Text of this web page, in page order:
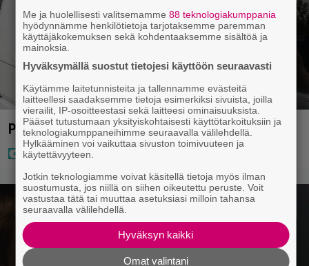
Poliisi pyytää apua Jämsässä
Me ja huolellisesti valitsemamme 88 teknologiakumppania
hyödynnämme henkilötietoja tarjotaksemme paremman
käyttäjäkokemuksen sekä kohdentaaksemme sisältöä ja
mainoksia.
Hyväksymällä suostut tietojesi käyttöön seuraavasti
Käytämme laitetunnisteita ja tallennamme evästeitä
laitteellesi saadaksemme tietoja esimerkiksi sivuista, joilla
vierailit, IP-osoitteestasi sekä laitteesi ominaisuuksista.
Pääset tutustumaan yksityiskohtaisesti käyttötarkoituksiin ja
teknologiakumppaneihimme seuraavalla välilehdellä.
Hylkääminen voi vaikuttaa sivuston toimivuuteen ja
käytettävyyteen.
Jotkin teknologiamme voivat käsitellä tietoja myös ilman
suostumusta, jos niillä on siihen oikeutettu peruste. Voit
vastustaa tätä tai muuttaa asetuksiasi milloin tahansa
seuraavalla välilehdellä.
Hyväksyn kaikki
Omat valintani